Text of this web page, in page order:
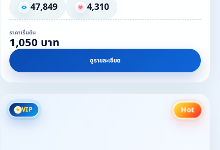
47,849 4,310
ราคาเริ่มต้น
1,050 บาท
ดูรายละเอียด
VIP Hot